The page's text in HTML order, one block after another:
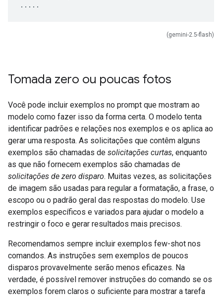
(gemini-2.5-flash)
Tomada zero ou poucas fotos
Você pode incluir exemplos no prompt que mostram ao
modelo como fazer isso da forma certa. O modelo tenta
identificar padrões e relações nos exemplos e os aplica ao
gerar uma resposta. As solicitações que contêm alguns
exemplos são chamadas de solicitações curtas, enquanto
as que não fornecem exemplos são chamadas de
solicitações de zero disparo. Muitas vezes, as solicitações
de imagem são usadas para regular a formatação, a frase, o
escopo ou o padrão geral das respostas do modelo. Use
exemplos específicos e variados para ajudar o modelo a
restringir o foco e gerar resultados mais precisos.
Recomendamos sempre incluir exemplos few-shot nos
comandos. As instruções sem exemplos de poucos
disparos provavelmente serão menos eficazes. Na
verdade, é possível remover instruções do comando se os
exemplos forem claros o suficiente para mostrar a tarefa